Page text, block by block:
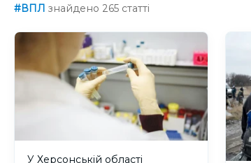
#ВПЛ знайдено 265 статті
У Херсонській області